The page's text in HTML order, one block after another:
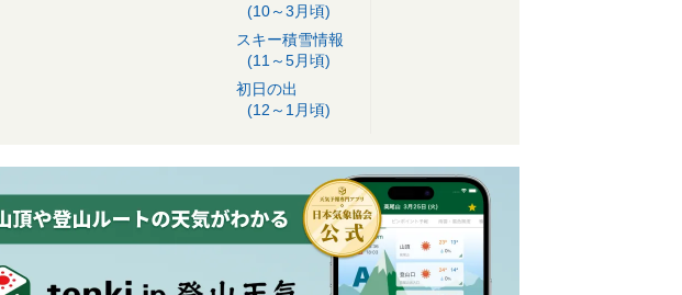
(10～3月頃)
スキー積雪情報
(11～5月頃)
初日の出
(12～1月頃)